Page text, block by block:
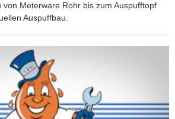
Meterware Rohr bis zum Auspufftopf
Auspuffbau.